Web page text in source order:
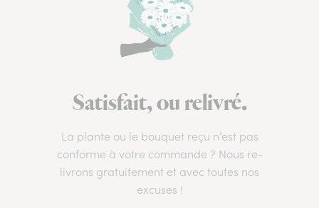
Satisfait, ou relivré.
La plante ou le bouquet reçu n’est pas
conforme à votre commande ? Nous re-
livrons gratuitement et avec toutes nos
excuses !